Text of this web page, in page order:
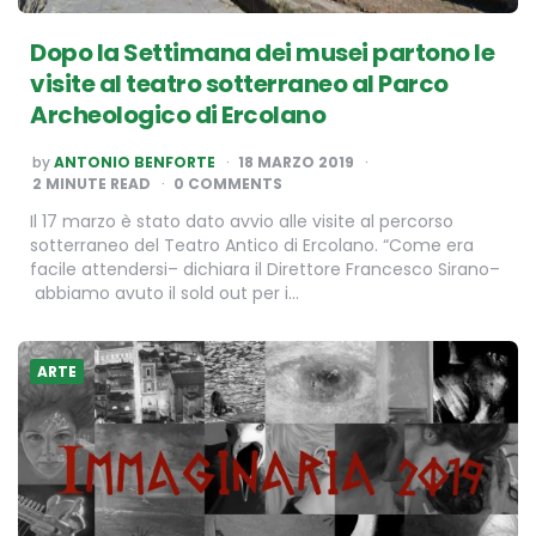
Dopo la Settimana dei musei partono le
visite al teatro sotterraneo al Parco
Archeologico di Ercolano
POSTED
BY
byANTONIO BENFORTE
18 MARZO 2019
2 MINUTE READ 0 COMMENTS
Il 17 marzo è stato dato avvio alle visite al percorso
sotterraneo del Teatro Antico di Ercolano. “Come era
facile attendersi– dichiara il Direttore Francesco Sirano–
abbiamo avuto il sold out per i…
ARTE